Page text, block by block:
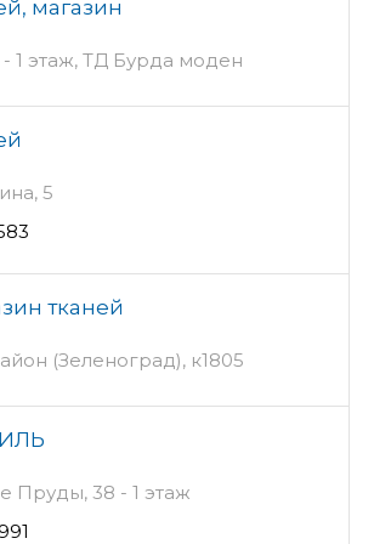
магазин
1 этаж, ТД Бурда моден
5
тканей
(Зеленоград), к1805
Пруды, 38 - 1 этаж